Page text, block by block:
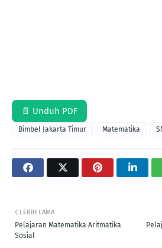
📄 Unduh PDF
Bimbel Jakarta Timur Matematika
LEBIH LAMA
Pelajaran Matematika Aritmatika
Sosial